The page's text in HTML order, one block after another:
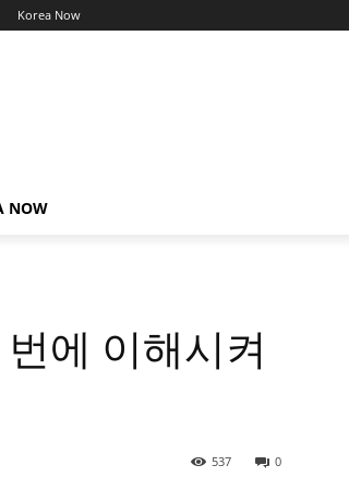
Korea Now
NOW
에 이해시켜
0
537